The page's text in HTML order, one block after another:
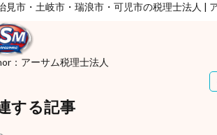
見市・土岐市・瑞浪市・可児市の税理士法人 |
：アーサム税理士法人
する記事